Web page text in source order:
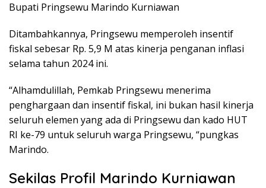
Bupati Pringsewu Marindo Kurniawan
Ditambahkannya, Pringsewu memperoleh insentif
fiskal sebesar Rp. 5,9 M atas kinerja penganan inflasi
selama tahun 2024 ini.
“Alhamdulillah, Pemkab Pringsewu menerima
penghargaan dan insentif fiskal, ini bukan hasil kinerja
seluruh elemen yang ada di Pringsewu dan kado HUT
RI ke-79 untuk seluruh warga Pringsewu, “pungkas
Marindo.
Sekilas Profil Marindo Kurniawan